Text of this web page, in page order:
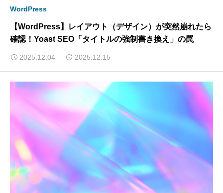
WordPress
【WordPress】レイアウト（デザイン）が突然崩れたら
確認！Yoast SEO「タイトルの強制書き換え」の罠
2025.12.04 2025.12.15